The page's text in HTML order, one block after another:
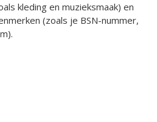
kleding en muzieksmaak) en
(zoals je BSN-nummer,